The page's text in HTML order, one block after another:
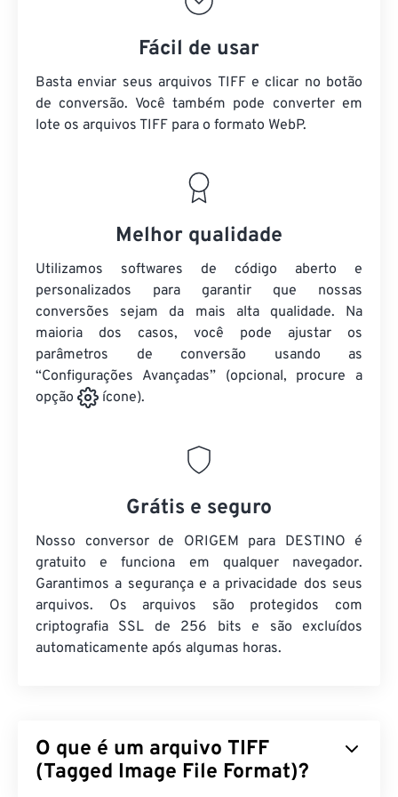
Fácil de usar
Basta enviar seus arquivos TIFF e clicar no botão
de conversão. Você também pode converter em
lote os arquivos TIFF para o formato WebP.
Melhor qualidade
Utilizamos softwares de código aberto e
personalizados para garantir que nossas
conversões sejam da mais alta qualidade. Na
maioria dos casos, você pode ajustar os
parâmetros de conversão usando as
“Configurações Avançadas” (opcional, procure a
opção
ícone).
Grátis e seguro
Nosso conversor de ORIGEM para DESTINO é
gratuito e funciona em qualquer navegador.
Garantimos a segurança e a privacidade dos seus
arquivos. Os arquivos são protegidos com
criptografia SSL de 256 bits e são excluídos
automaticamente após algumas horas.
O que é um arquivo TIFF
(Tagged Image File Format)?